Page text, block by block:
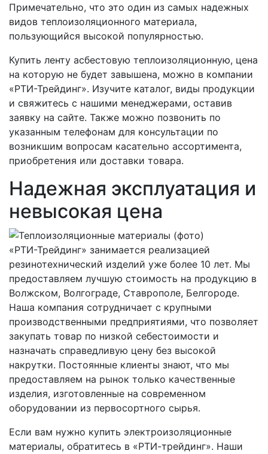
Примечательно, что это один из самых надежных
видов теплоизоляционного материала,
пользующийся высокой популярностью.
Купить ленту асбестовую теплоизоляционную, цена
на которую не будет завышена, можно в компании
«РТИ-Трейдинг». Изучите каталог, виды продукции
и свяжитесь с нашими менеджерами, оставив
заявку на сайте. Также можно позвонить по
указанным телефонам для консультации по
возникшим вопросам касательно ассортимента,
приобретения или доставки товара.
Надежная эксплуатация и
невысокая цена
«РТИ-Трейдинг» занимается реализацией
резинотехнический изделий уже более 10 лет. Мы
предоставляем лучшую стоимость на продукцию в
Волжском, Волгограде, Ставрополе, Белгороде.
Наша компания сотрудничает с крупными
производственными предприятиями, что позволяет
закупать товар по низкой себестоимости и
назначать справедливую цену без высокой
накрутки. Постоянные клиенты знают, что мы
предоставляем на рынок только качественные
изделия, изготовленные на современном
оборудовании из первосортного сырья.
Если вам нужно купить электроизоляционные
материалы, обратитесь в «РТИ-трейдинг». Наши